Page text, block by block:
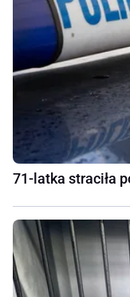
71-latka straciła